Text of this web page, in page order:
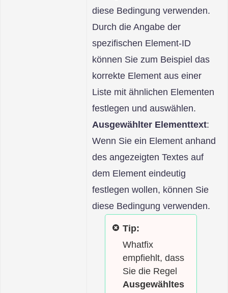
diese Bedingung verwenden.
Durch die Angabe der
spezifischen Element-ID
können Sie zum Beispiel das
korrekte Element aus einer
Liste mit ähnlichen Elementen
festlegen und auswählen.
Ausgewählter Elementtext:
Wenn Sie ein Element anhand
des angezeigten Textes auf
dem Element eindeutig
festlegen wollen, können Sie
diese Bedingung verwenden.
Tip:
Whatfix
empfiehlt, dass
Sie die Regel
Ausgewähltes